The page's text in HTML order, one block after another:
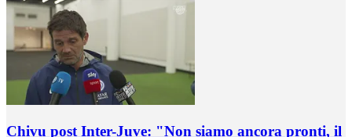
Chivu post Inter-Juve: "Non siamo ancora pronti, il